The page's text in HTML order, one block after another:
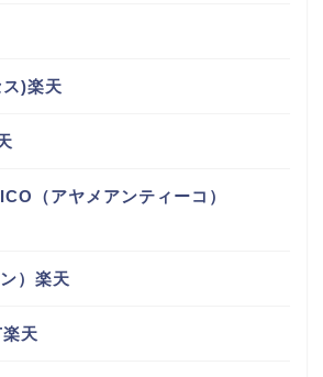
)楽天
（アヤメアンティーコ）
）楽天
天